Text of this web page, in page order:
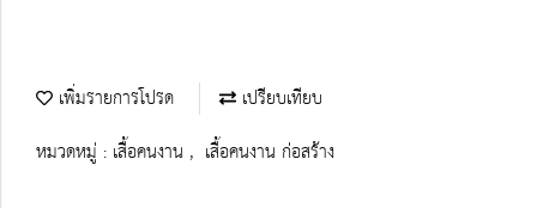
เพิ่มรายการโปรด
เปรียบเทียบ
หมวดหมู่ : เสื้อคนงาน, เสื้อคนงาน ก่อสร้าง